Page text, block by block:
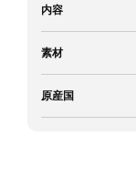
内容
素材
原産国